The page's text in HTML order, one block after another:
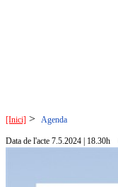
[Inici] > Agenda
Data de l'acte 7.5.2024 | 18.30h